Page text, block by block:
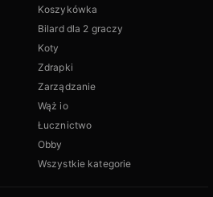
Koszykówka
Bilard dla 2 graczy
Koty
Zdrapki
Zarządzanie
Wąż io
Łucznictwo
Obby
Wszystkie kategorie